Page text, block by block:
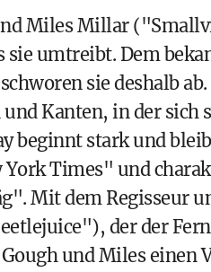
Miles Millar
umtreibt. Dem
sie deshalb
Kanten, in der sich
beginnt stark und
Times" und
Mit dem Regisseur
der der
und Miles einen